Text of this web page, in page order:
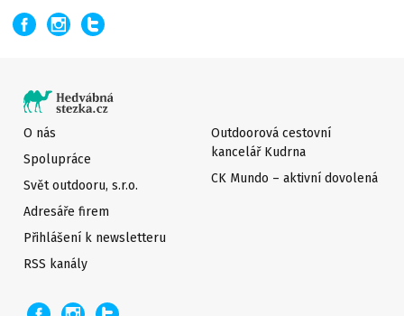
O nás
Spolupráce
Svět outdooru, s.r.o.
Adresáře firem
Přihlášení k newsletteru
Outdoorová cestovní
kancelář Kudrna
CK Mundo – aktivní dovolená
RSS kanály